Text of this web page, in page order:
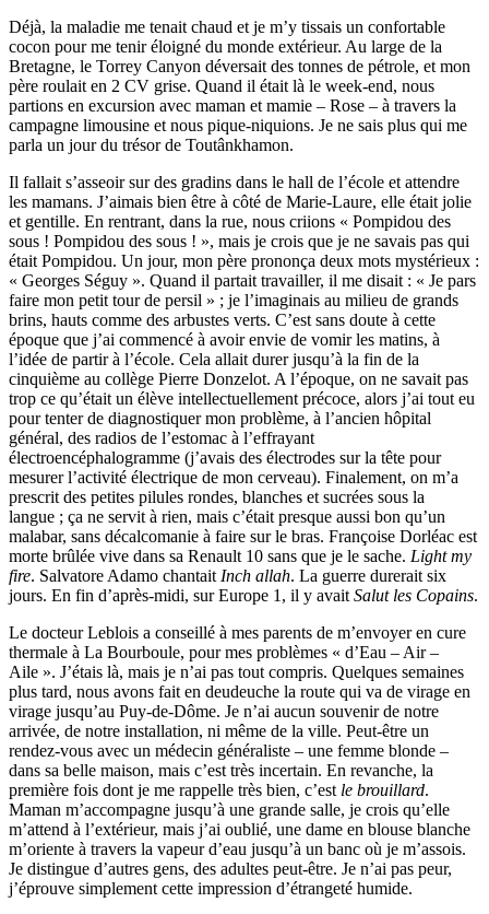
Déjà, la maladie me tenait chaud et je m’y tissais un confortable
cocon pour me tenir éloigné du monde extérieur. Au large de la
Bretagne, le Torrey Canyon déversait des tonnes de pétrole, et mon
père roulait en 2 CV grise. Quand il était là le week-end, nous
partions en excursion avec maman et mamie – Rose – à travers la
campagne limousine et nous pique-niquions. Je ne sais plus qui me
parla un jour du trésor de Toutânkhamon.
Il fallait s’asseoir sur des gradins dans le hall de l’école et attendre
les mamans. J’aimais bien être à côté de Marie-Laure, elle était jolie
et gentille. En rentrant, dans la rue, nous criions « Pompidou des
sous ! Pompidou des sous ! », mais je crois que je ne savais pas qui
était Pompidou. Un jour, mon père prononça deux mots mystérieux :
« Georges Séguy ». Quand il partait travailler, il me disait : « Je pars
faire mon petit tour de persil » ; je l’imaginais au milieu de grands
brins, hauts comme des arbustes verts. C’est sans doute à cette
époque que j’ai commencé à avoir envie de vomir les matins, à
l’idée de partir à l’école. Cela allait durer jusqu’à la fin de la
cinquième au collège Pierre Donzelot. A l’époque, on ne savait pas
trop ce qu’était un élève intellectuellement précoce, alors j’ai tout eu
pour tenter de diagnostiquer mon problème, à l’ancien hôpital
général, des radios de l’estomac à l’effrayant
électroencéphalogramme (j’avais des électrodes sur la tête pour
mesurer l’activité électrique de mon cerveau). Finalement, on m’a
prescrit des petites pilules rondes, blanches et sucrées sous la
langue ; ça ne servit à rien, mais c’était presque aussi bon qu’un
malabar, sans décalcomanie à faire sur le bras. Françoise Dorléac est
morte brûlée vive dans sa Renault 10 sans que je le sache. Light my
fire. Salvatore Adamo chantait Inch allah. La guerre durerait six
jours. En fin d’après-midi, sur Europe 1, il y avait Salut les Copains.
Le docteur Leblois a conseillé à mes parents de m’envoyer en cure
thermale à La Bourboule, pour mes problèmes « d’Eau – Air –
Aile ». J’étais là, mais je n’ai pas tout compris. Quelques semaines
plus tard, nous avons fait en deudeuche la route qui va de virage en
virage jusqu’au Puy-de-Dôme. Je n’ai aucun souvenir de notre
arrivée, de notre installation, ni même de la ville. Peut-être un
rendez-vous avec un médecin généraliste – une femme blonde –
dans sa belle maison, mais c’est très incertain. En revanche, la
première fois dont je me rappelle très bien, c’est le brouillard.
Maman m’accompagne jusqu’à une grande salle, je crois qu’elle
m’attend à l’extérieur, mais j’ai oublié, une dame en blouse blanche
m’oriente à travers la vapeur d’eau jusqu’à un banc où je m’assois.
Je distingue d’autres gens, des adultes peut-être. Je n’ai pas peur,
j’éprouve simplement cette impression d’étrangeté humide.